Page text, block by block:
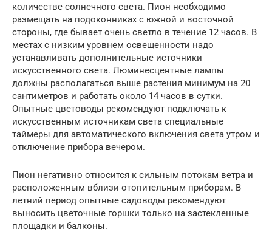
количестве солнечного света. Пион необходимо
размещать на подоконниках с южной и восточной
стороны, где бывает очень светло в течение 12 часов. В
местах с низким уровнем освещенности надо
устанавливать дополнительные источники
искусственного света. Люминесцентные лампы
должны располагаться выше растения минимум на 20
сантиметров и работать около 14 часов в сутки.
Опытные цветоводы рекомендуют подключать к
искусственным источникам света специальные
таймеры для автоматического включения света утром и
отключение прибора вечером.
Пион негативно относится к сильным потокам ветра и
расположенным вблизи отопительным приборам. В
летний период опытные садоводы рекомендуют
выносить цветочные горшки только на застекленные
площадки и балконы.